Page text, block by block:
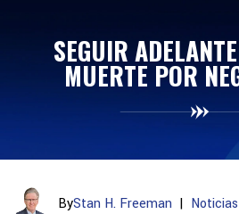
SEGUIR
MUERTE POR
ByStan H. Freeman | Noticias